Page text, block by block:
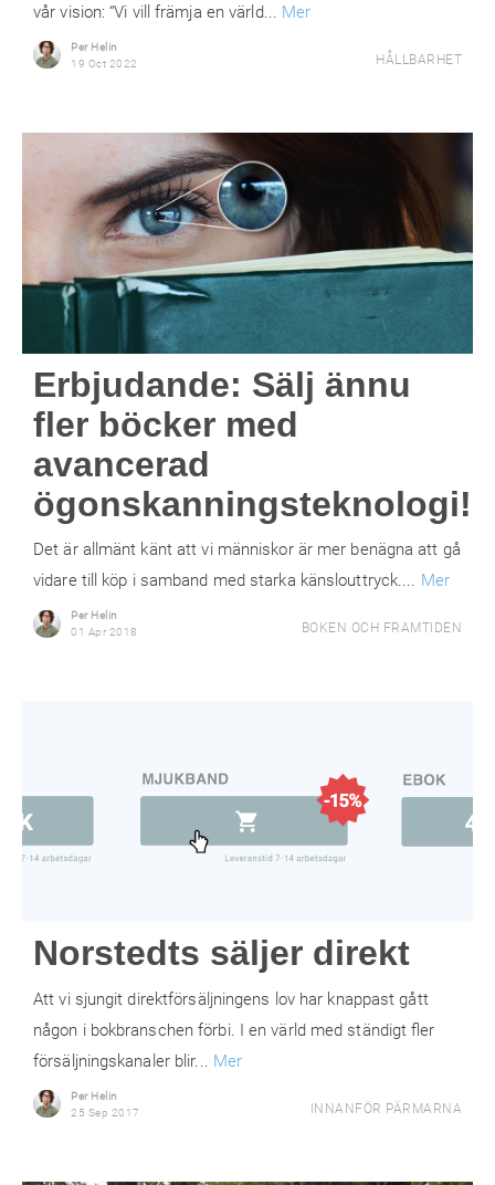
vår vision: “Vi vill främja en värld... Mer
Per Helin
19 Oct 2022
HÅLLBARHET
Erbjudande: Sälj ännu
fler böcker med
avancerad
ögonskanningsteknologi!
Det är allmänt känt att vi människor är mer benägna att gå
vidare till köp i samband med starka känslouttryck.... Mer
Per Helin
01 Apr 2018
BOKEN OCH FRAMTIDEN
Norstedts säljer direkt
Att vi sjungit direktförsäljningens lov har knappast gått
någon i bokbranschen förbi. I en värld med ständigt fler
försäljningskanaler blir... Mer
Per Helin
25 Sep 2017
INNANFÖR PÄRMARNA